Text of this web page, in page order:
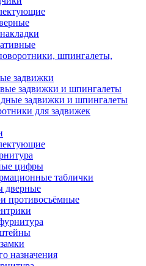
шпингалеты,
задвижки
задвижки и шпингалеты
задвижки и шпингалеты
для задвижек
цифры
таблички
дверные
противосъёмные
назначения